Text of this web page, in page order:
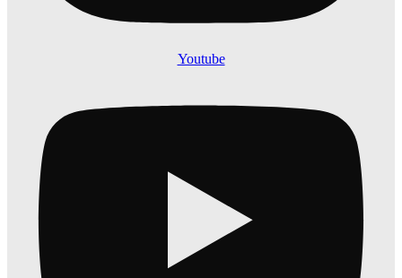
Youtube